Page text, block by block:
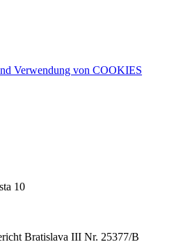
Verwendung von COOKIES
10
Bratislava III Nr. 25377/B